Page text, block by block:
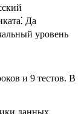
Да
уровень
и 9 тестов.